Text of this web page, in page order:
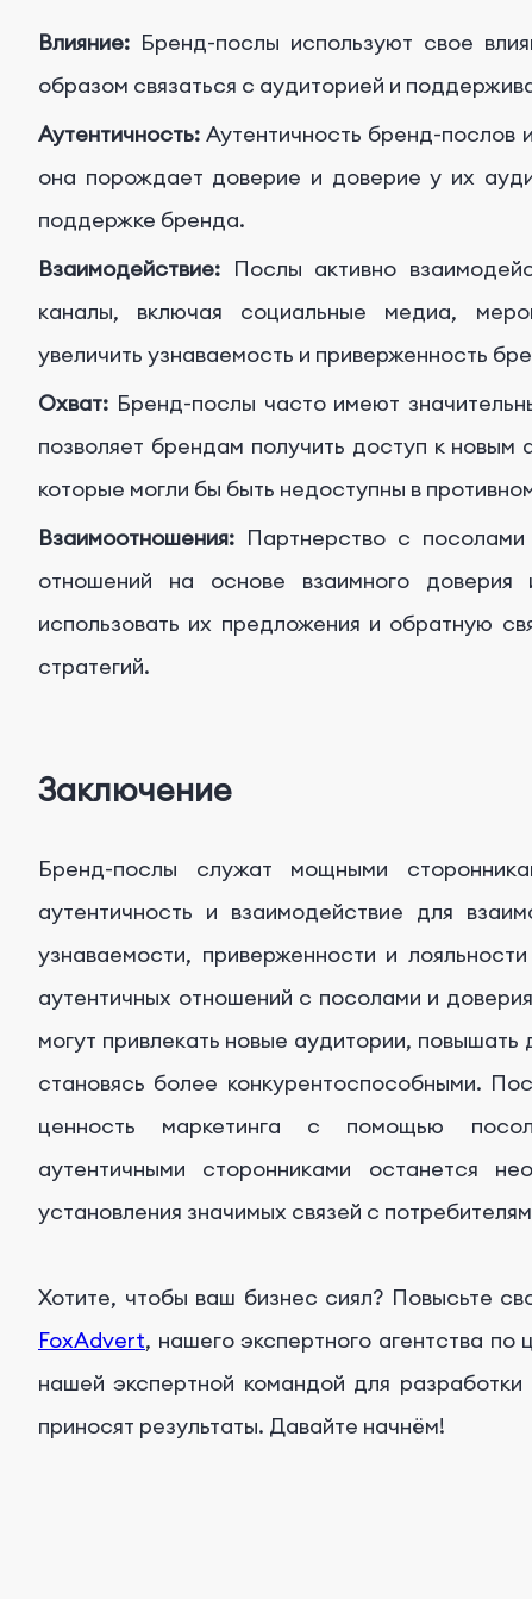
Влияние: Бренд-послы используют свое
образом связаться с аудиторией и
Аутентичность: Аутентичность бренд-послов
она порождает доверие и доверие у их
поддержке бренда.
Взаимодействие: Послы активно
каналы, включая социальные медиа,
увеличить узнаваемость и приверженность
Охват: Бренд-послы часто имеют
позволяет брендам получить доступ к
которые могли бы быть недоступны в
Взаимоотношения: Партнерство с
отношений на основе взаимного
использовать их предложения и обратную
стратегий.
Заключение
Бренд-послы служат мощными
аутентичность и взаимодействие для
узнаваемости, приверженности и
аутентичных отношений с посолами и
могут привлекать новые аудитории,
становясь более конкурентоспособными.
ценность маркетинга с помощью
аутентичными сторонниками останется
установления значимых связей с
Хотите, чтобы ваш бизнес сиял? Повысьте
FoxAdvert, нашего экспертного агентства
нашей экспертной командой для
приносят результаты. Давайте начнём!